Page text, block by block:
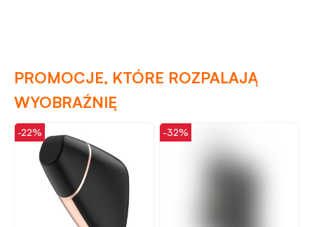
PROMOCJE, KTÓRE ROZPALAJĄ
WYOBRAŹNIĘ
-22% -32%